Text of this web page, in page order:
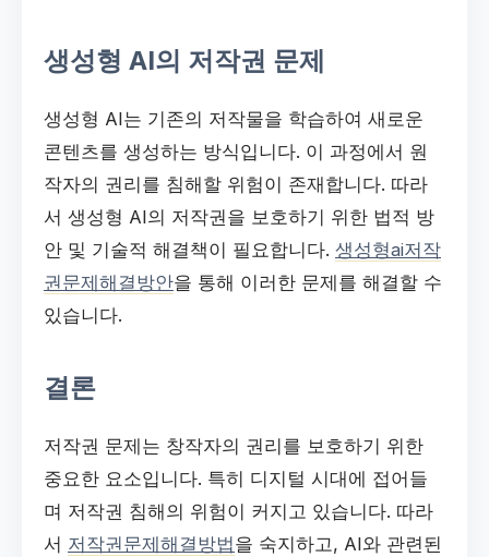
생성형 AI의 저작권 문제
생성형 AI는 기존의 저작물을 학습하여 새로운
콘텐츠를 생성하는 방식입니다. 이 과정에서 원
작자의 권리를 침해할 위험이 존재합니다. 따라
서 생성형 AI의 저작권을 보호하기 위한 법적 방
안 및 기술적 해결책이 필요합니다. 생성형ai저작
권문제해결방안을 통해 이러한 문제를 해결할 수
있습니다.
결론
저작권 문제는 창작자의 권리를 보호하기 위한
중요한 요소입니다. 특히 디지털 시대에 접어들
며 저작권 침해의 위험이 커지고 있습니다. 따라
서 저작권문제해결방법을 숙지하고, AI와 관련된